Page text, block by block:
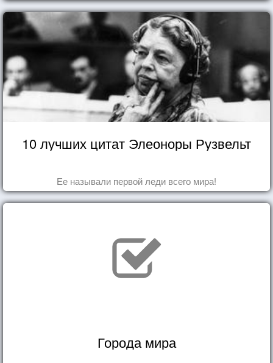
10 лучших цитат Элеоноры Рузвельт
Ее называли первой леди всего мира!
Города мира